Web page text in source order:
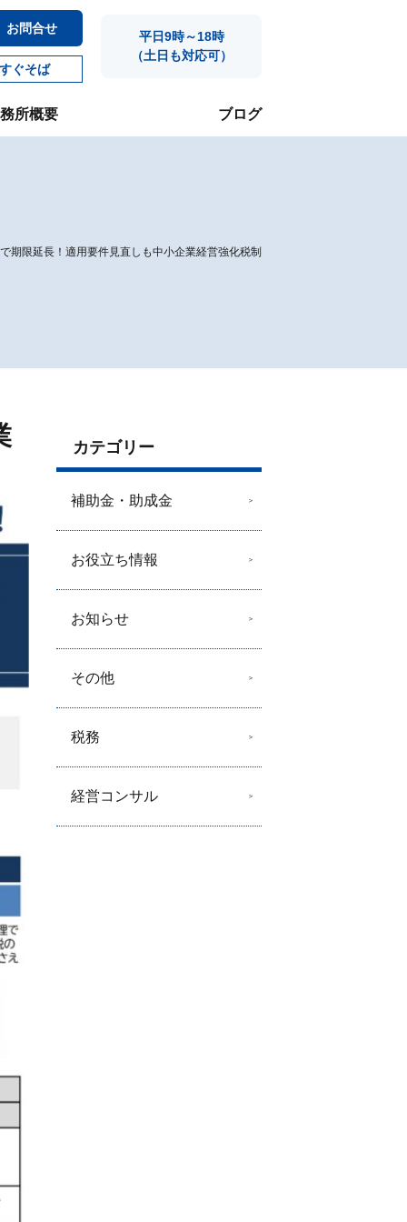
お問合せ
ぐそば
平日9時～18時
（土日も対応可）
所概要 ブログ
期限延長！適用要件見直しも中小企業経営強化税制
カテゴリー
補助金・助成金
お役立ち情報
お知らせ
その他
税務
経営コンサル